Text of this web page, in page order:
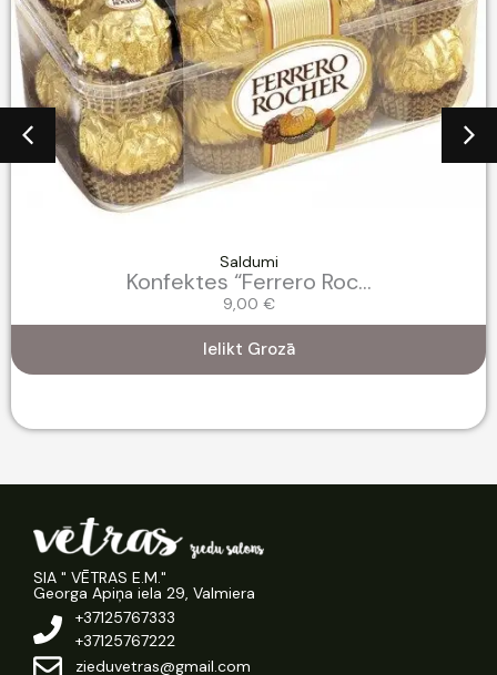
Saldumi
Konfektes “Ferrero Roc...
9,00€
Ielikt Grozā
SIA " VĒTRAS E.M."
Georga Apiņa iela 29, Valmiera
+37125767333
+37125767222
zieduvetras@gmail.com